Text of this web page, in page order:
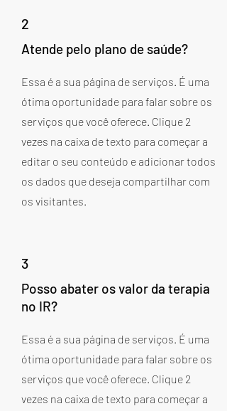
2
Atende pelo plano de saúde?
Essa é a sua página de serviços. É uma
ótima oportunidade para falar sobre os
serviços que você oferece. Clique 2
vezes na caixa de texto para começar a
editar o seu conteúdo e adicionar todos
os dados que deseja compartilhar com
os visitantes.
3
Posso abater os valor da terapia
no IR?
Essa é a sua página de serviços. É uma
ótima oportunidade para falar sobre os
serviços que você oferece. Clique 2
vezes na caixa de texto para começar a